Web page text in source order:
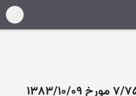
نظر مشورتی ۷/۷۵۴۷ مورخ ۱۳۸۳/۱۰/۰۹